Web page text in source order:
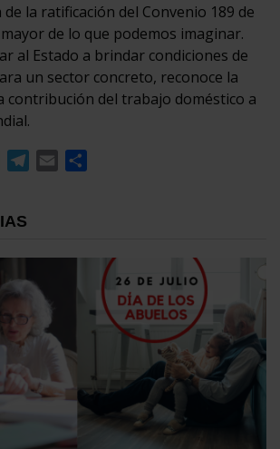
de la ratificación del Convenio 189 de
de lo que podemos imaginar.
al Estado a brindar condiciones de
un sector concreto, reconoce la
contribución del trabajo doméstico a
WhatsApp
Telegram
Email